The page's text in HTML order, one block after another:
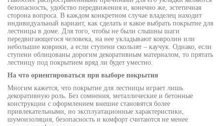
безопасность, удобство передвижения и, конечно же, эстетичная
сторона вопроса. В каждом конкретном случае владелец находит
индивидуальный вариант, как сделать и какое выбрать покрытие для
лестницы в доме. Для того, чтобы не были слышны шаги
передвигающегося человека, на нее укладывают ковролин или
небольшие коврики, а если ступени скользят – каучук. Однако, если
ступени облицованы дорогим декоративным материалом, то прятать
лестницу под покрытием вряд ли будет уместно.
На что ориентироваться при выборе покрытия
Многим кажется, что покрытие для лестницы играет лишь
декоративную роль. Без сомнения, металлические и бетонные
конструкции с оформлением внешне становятся более
привлекательными, но эксплуатационные характеристики,
шумоизоляция, безопасность и комфорт считаются не менее